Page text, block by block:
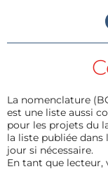
La nomenclature
est une liste aussi
pour les projets du
la liste publiée dans
jour si nécessaire.
En tant que lecteur,